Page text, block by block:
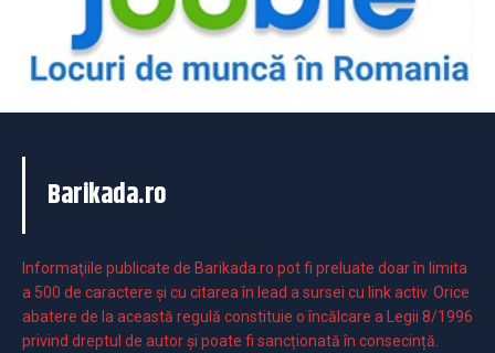
Barikada.ro
Informaţiile publicate de Barikada.ro pot fi preluate doar în limita
a 500 de caractere şi cu citarea în lead a sursei cu link activ. Orice
abatere de la această regulă constituie o încălcare a Legii 8/1996
privind dreptul de autor și poate fi sancționată în consecință.